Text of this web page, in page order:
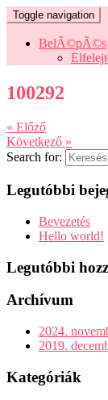
Toggle navigation
BelÃ©pÃ©s
100292
« Előző
Következő »
Search for:
Legutóbbi
Bevezetés
Hello world!
Legutóbbi
Archívum
2024.
2019.
Kategóriák